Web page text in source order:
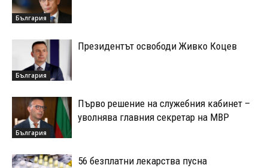
България
България
Президентът освободи Живко Коцев
България
Първо решение на служебния кабинет –
уволнява главния секретар на МВР
56 безплатни лекарства пусна